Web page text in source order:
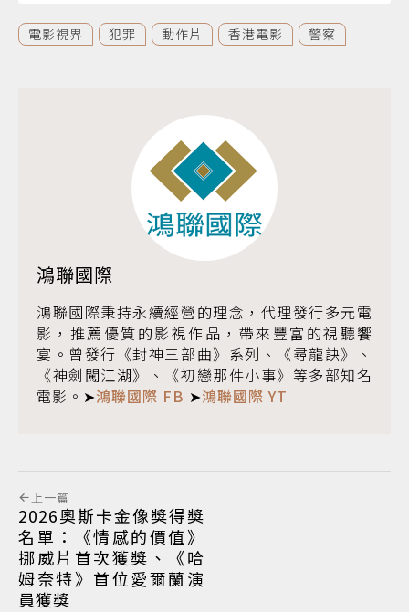
電影視界 犯罪 動作片 香港電影 警察
鴻聯國際
鴻聯國際秉持永續經營的理念，代理發行多元電
影，推薦優質的影視作品，帶來豐富的視聽饗
宴。曾發行《封神三部曲》系列、《尋龍訣》、
《神劍闖江湖》、《初戀那件小事》等多部知名
電影。➤鴻聯國際 FB ➤鴻聯國際 YT
上一篇
2026奧斯卡金像獎得獎
名單：《情感的價值》
挪威片首次獲獎、《哈
姆奈特》首位愛爾蘭演
員獲獎